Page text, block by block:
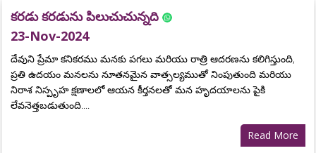
కరడు కరడును పిలుచుచున్నది
23-Nov-2024
దేవుని ప్రేమా కనికరము మనకు పగలు మరియు రాత్రి ఆదరణను కలిగిస్తుంది,
ప్రతి ఉదయం మనలను నూతనమైన వాత్సల్యముతో నింపుతుంది మరియు
నిరాశ నిస్పృహ క్షణాలలో ఆయన కీర్తనలతో మన హృదయాలను పైకి
లేవనెత్తబడుతుంది....
Read More